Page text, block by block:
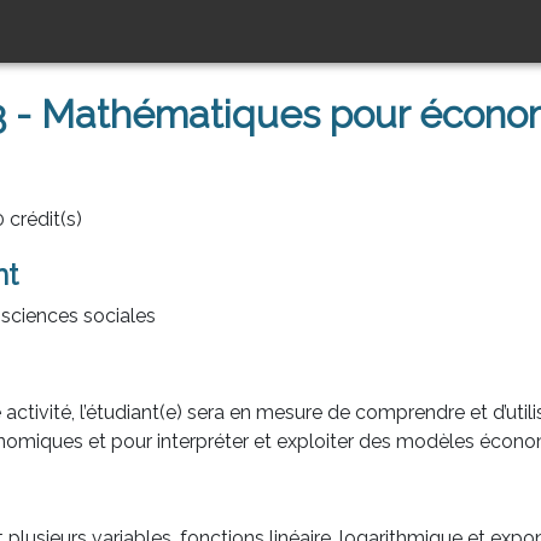
- Mathématiques pour
crédit(s)
sociales
l’étudiant(e) sera en mesure de comprendre et
et pour interpréter et exploiter des modèles